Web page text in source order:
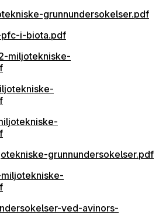
grunnundersokelser.pdf
i-biota.pdf
miljotekniske-
grunnundersokelser.pdf
ved-avinors-